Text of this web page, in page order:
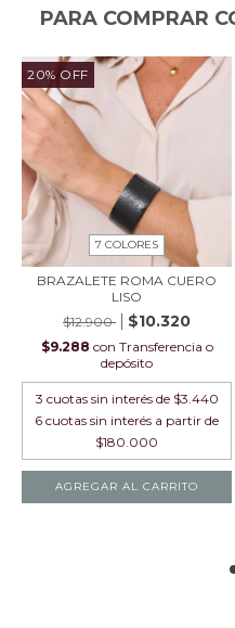
PARA COMPRAR
20% OFF
7 COLORES
BRAZALETE ROMA CUERO
LISO
$12.900
$10.320
$9.288 con Transferencia o
depósito
3 cuotas sin interés de $3.440
AGREGAR AL CARRITO